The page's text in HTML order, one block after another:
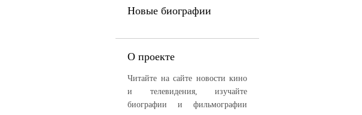
Новые биографии
О проекте
Читайте на сайте новости кино
и телевидения, изучайте
биографии и фильмографии